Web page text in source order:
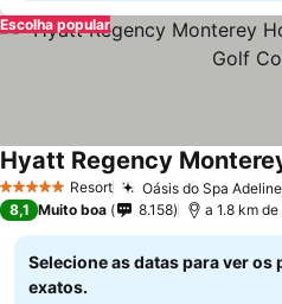
Escolha popular
5 Estrelas Resort Oásis do Spa
8,1 Muito boa 8.158 a 1.8 km
Selecione as datas para ver os
exatos.